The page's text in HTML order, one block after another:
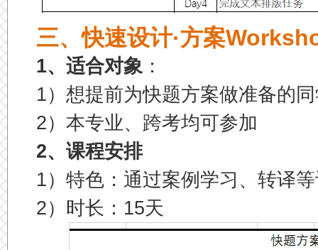
三、快速设计·方案
1、适合对象 ：
1）想提前为快题方案做准备的
2）本专业、跨考均可参加
2、课程安排
1）特色：通过案例学习、转译
2）时长：15天